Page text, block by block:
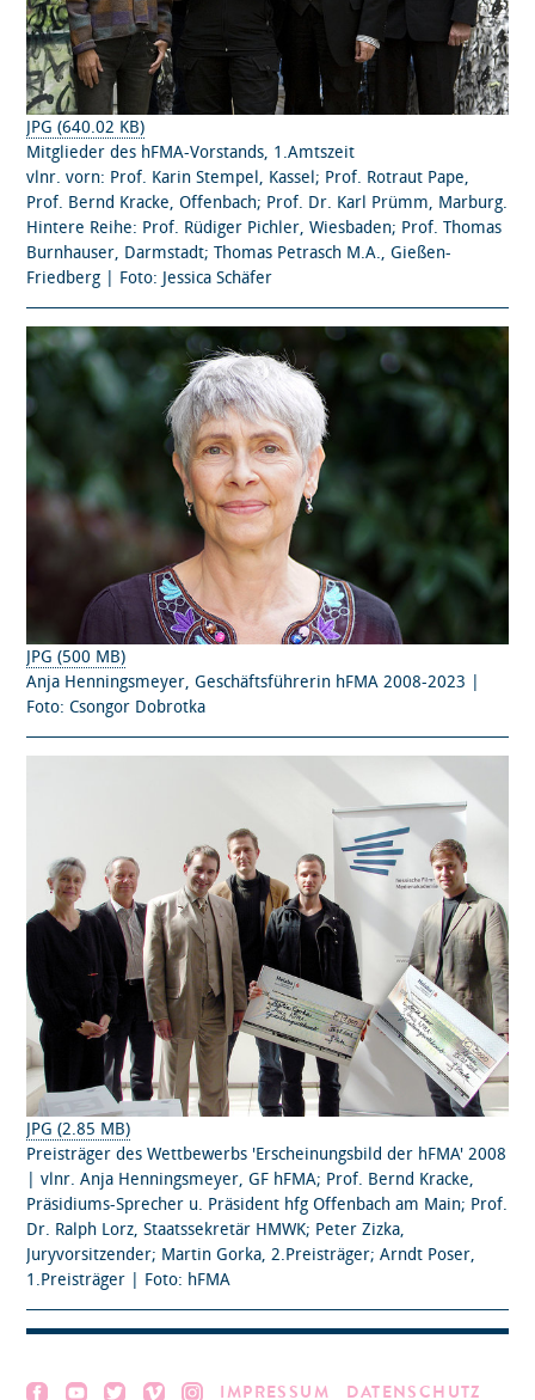
JPG (640.02 KB)
Mitglieder des hFMA-Vorstands, 1.Amtszeit
vlnr. vorn: Prof. Karin Stempel, Kassel; Prof. Rotraut Pape,
Prof. Bernd Kracke, Offenbach; Prof. Dr. Karl Prümm, Marburg.
Hintere Reihe: Prof. Rüdiger Pichler, Wiesbaden; Prof. Thomas
Burnhauser, Darmstadt; Thomas Petrasch M.A., Gießen-
Friedberg | Foto: Jessica Schäfer
JPG (500 MB)
Anja Henningsmeyer, Geschäftsführerin hFMA 2008-2023 |
Foto: Csongor Dobrotka
JPG (2.85 MB)
Preisträger des Wettbewerbs 'Erscheinungsbild der hFMA' 2008
| vlnr. Anja Henningsmeyer, GF hFMA; Prof. Bernd Kracke,
Präsidiums-Sprecher u. Präsident hfg Offenbach am Main; Prof.
Dr. Ralph Lorz, Staatssekretär HMWK; Peter Zizka,
Juryvorsitzender; Martin Gorka, 2.Preisträger; Arndt Poser,
1.Preisträger | Foto: hFMA
IMPRESSUM DATENSCHUTZ